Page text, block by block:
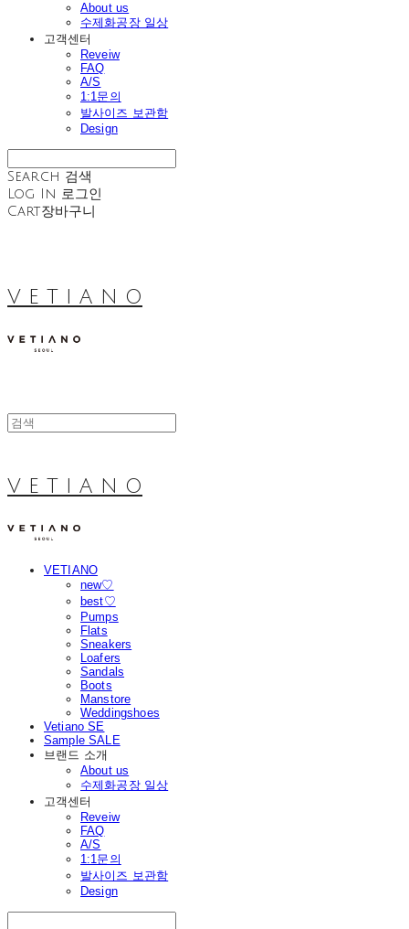
About us
수제화공장 일상
고객센터
Reveiw
FAQ
A/S
1:1문의
발사이즈 보관함
Design
Search 검색
Log In 로그인
Cart장바구니
V E T I A N O
V E T I A N O
VETIANO
new♡
best♡
Pumps
Flats
Sneakers
Loafers
Sandals
Boots
Manstore
Weddingshoes
Vetiano SE
Sample SALE
브랜드 소개
About us
수제화공장 일상
고객센터
Reveiw
FAQ
A/S
1:1문의
발사이즈 보관함
Design